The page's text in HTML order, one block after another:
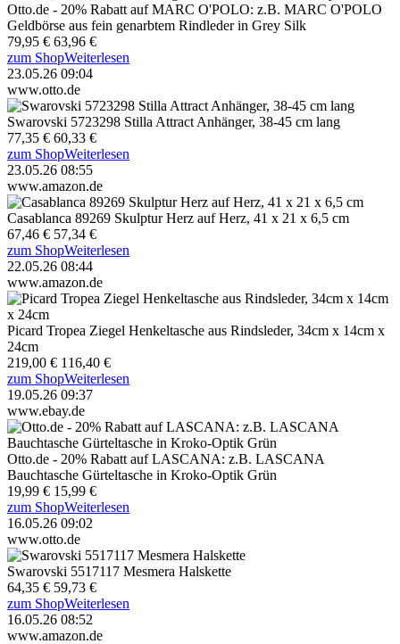
Otto.de - 20% Rabatt auf MARC O'POLO: z.B. MARC O'POLO
Geldbörse aus fein genarbtem Rindleder in Grey Silk
79,95 € 63,96 €
zum ShopWeiterlesen
23.05.26 09:04
www.otto.de
Swarovski 5723298 Stilla Attract Anhänger, 38-45 cm lang
77,35 € 60,33 €
zum ShopWeiterlesen
23.05.26 08:55
www.amazon.de
Casablanca 89269 Skulptur Herz auf Herz, 41 x 21 x 6,5 cm
67,46 € 57,34 €
zum ShopWeiterlesen
22.05.26 08:44
www.amazon.de
Picard Tropea Ziegel Henkeltasche aus Rindsleder, 34cm x 14cm x
24cm
219,00 € 116,40 €
zum ShopWeiterlesen
19.05.26 09:37
www.ebay.de
Otto.de - 20% Rabatt auf LASCANA: z.B. LASCANA
Bauchtasche Gürteltasche in Kroko-Optik Grün
19,99 € 15,99 €
zum ShopWeiterlesen
16.05.26 09:02
www.otto.de
Swarovski 5517117 Mesmera Halskette
64,35 € 59,73 €
zum ShopWeiterlesen
16.05.26 08:52
www.amazon.de